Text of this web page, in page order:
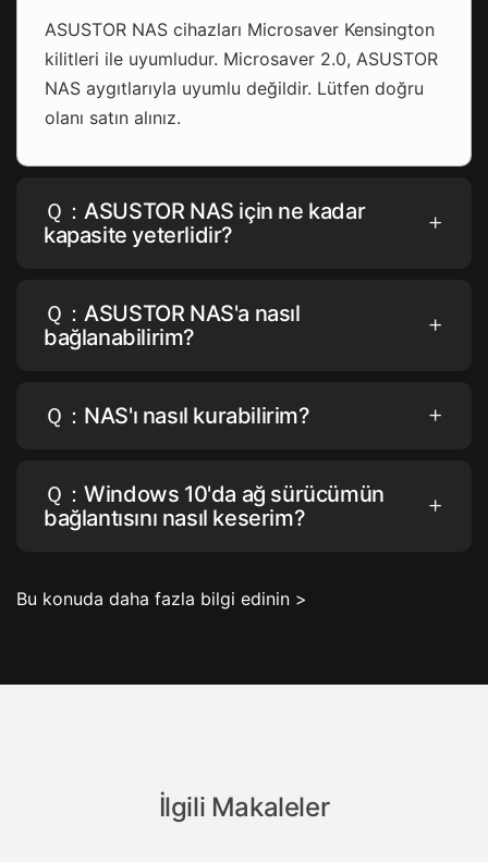
ASUSTOR NAS cihazları Microsaver Kensington
kilitleri ile uyumludur. Microsaver 2.0, ASUSTOR
NAS aygıtlarıyla uyumlu değildir. Lütfen doğru
olanı satın alınız.
Ｑ：ASUSTOR NAS için ne kadar
kapasite yeterlidir?
Ｑ：ASUSTOR NAS'a nasıl
bağlanabilirim?
Ｑ：NAS'ı nasıl kurabilirim?
Ｑ：Windows 10'da ağ sürücümün
bağlantısını nasıl keserim?
Bu konuda daha fazla bilgi edinin >
İlgili Makaleler